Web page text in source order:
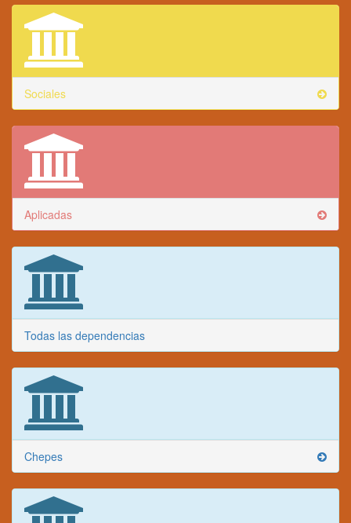
Sociales
Aplicadas
Todas las dependencias
Chepes